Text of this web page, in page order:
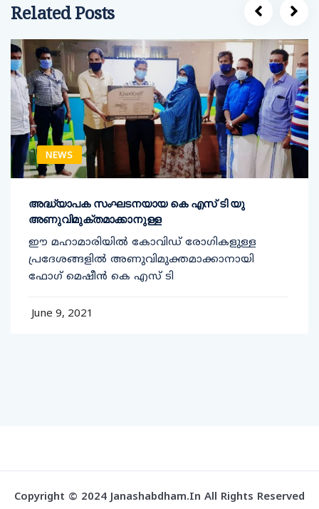
Related Posts
NEWS
അദ്ധ്യാപക സംഘടനയായ കെ എസ് ടി യു
അണുവിമുക്തമാക്കാനുള്ള
ഈ മഹാമാരിയിൽ കോവിഡ് രോഗികളുള്ള
പ്രദേശങ്ങളിൽ അണുവിമുക്തമാക്കാനായി
ഫോഗ് മെഷീൻ കെ എസ് ടി
June 9, 2021
Copyright © 2024 Janashabdham.in All Rights Reserved